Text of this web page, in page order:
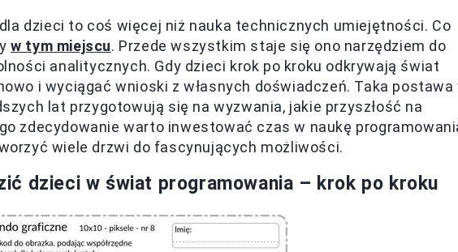
dzieci to coś więcej niż nauka technicznych umiejętności. Co
w tym miejscu. Przede wszystkim staje się ono narzędziem do
analitycznych. Gdy dzieci krok po kroku odkrywają świat
i wyciągać wnioski z własnych doświadczeń. Taka postawa
lat przygotowują się na wyzwania, jakie przyszłość na
zdecydowanie warto inwestować czas w naukę
wiele drzwi do fascynujących możliwości.
dzieci w świat programowania – krok po kroku